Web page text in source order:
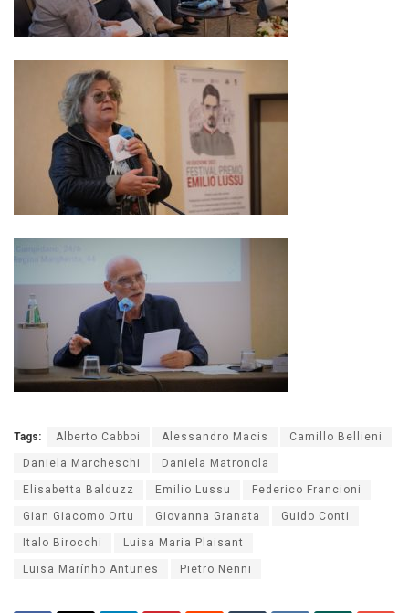
Tags: Alberto Cabboi Alessandro Macis Camillo Bellieni
Daniela Marcheschi Daniela Matronola
Elisabetta Balduzz Emilio Lussu Federico Francioni
Gian Giacomo Ortu Giovanna Granata Guido Conti
Italo Birocchi Luisa Maria Plaisant
Luisa Marínho Antunes Pietro Nenni